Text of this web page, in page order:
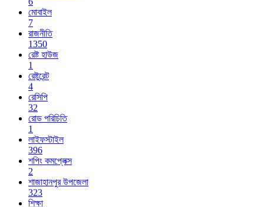
মোবাইল
7
রাজনীতি
1350
রেষ্ট হাউজ
1
রেষ্টুরেন্ট
4
রেসিপি
32
রোড পরিচিতি
1
লাইফস্টাইল
396
শপিং কমপ্লেক্স
2
শাজাহানপুর উপজেলা
323
শিক্ষা